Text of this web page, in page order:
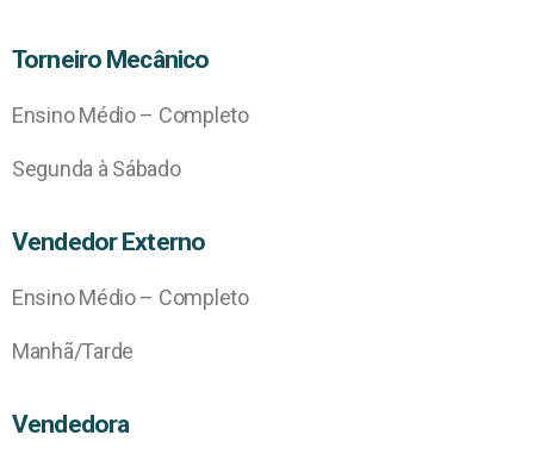
Torneiro Mecânico
Ensino Médio – Completo
Segunda à Sábado
Vendedor Externo
Ensino Médio – Completo
Manhã/Tarde
Vendedora